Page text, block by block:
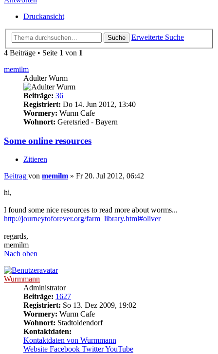
Druckansicht
Suche
Erweiterte Suche
4 Beiträge • Seite 1 von 1
memilm
Adulter Wurm
Beiträge: 36
Registriert: Do 14. Jun 2012, 13:40
Wormery: Wurm Cafe
Wohnort: Geretsried - Bayern
Some online resources
Zitieren
Beitrag von memilm » Fr 20. Jul 2012, 06:42
hi,
I found some nice resources to read more about worms...
http://journeytoforever.org/farm_library.html#oliver
regards,
memilm
Nach oben
Wurmmann
Administrator
Beiträge: 1627
Registriert: So 13. Dez 2009, 19:02
Wormery: Wurm Cafe
Wohnort: Stadtoldendorf
Kontaktdaten:
Kontaktdaten von Wurmmann
Website Facebook TwitterYouTube